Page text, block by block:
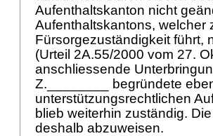
Aufenthaltskanton nicht
Aufenthaltskantons, welcher
Fürsorgezuständigkeit führt,
(Urteil 2A.55/2000 vom 27.
anschliessende
Z.________ begründete
unterstützungsrechtlichen
blieb weiterhin zuständig.
deshalb abzuweisen.